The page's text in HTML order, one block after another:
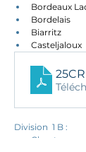
Bordeaux
Bordelais
Biarritz
Casteljaloux
Division  1 B :
Chantaco